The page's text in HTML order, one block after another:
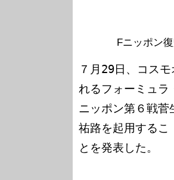
Fニッポン
７月29日、コス
れるフォーミュラ
ニッポン第６戦菅
祐路を起用するこ
とを発表した。